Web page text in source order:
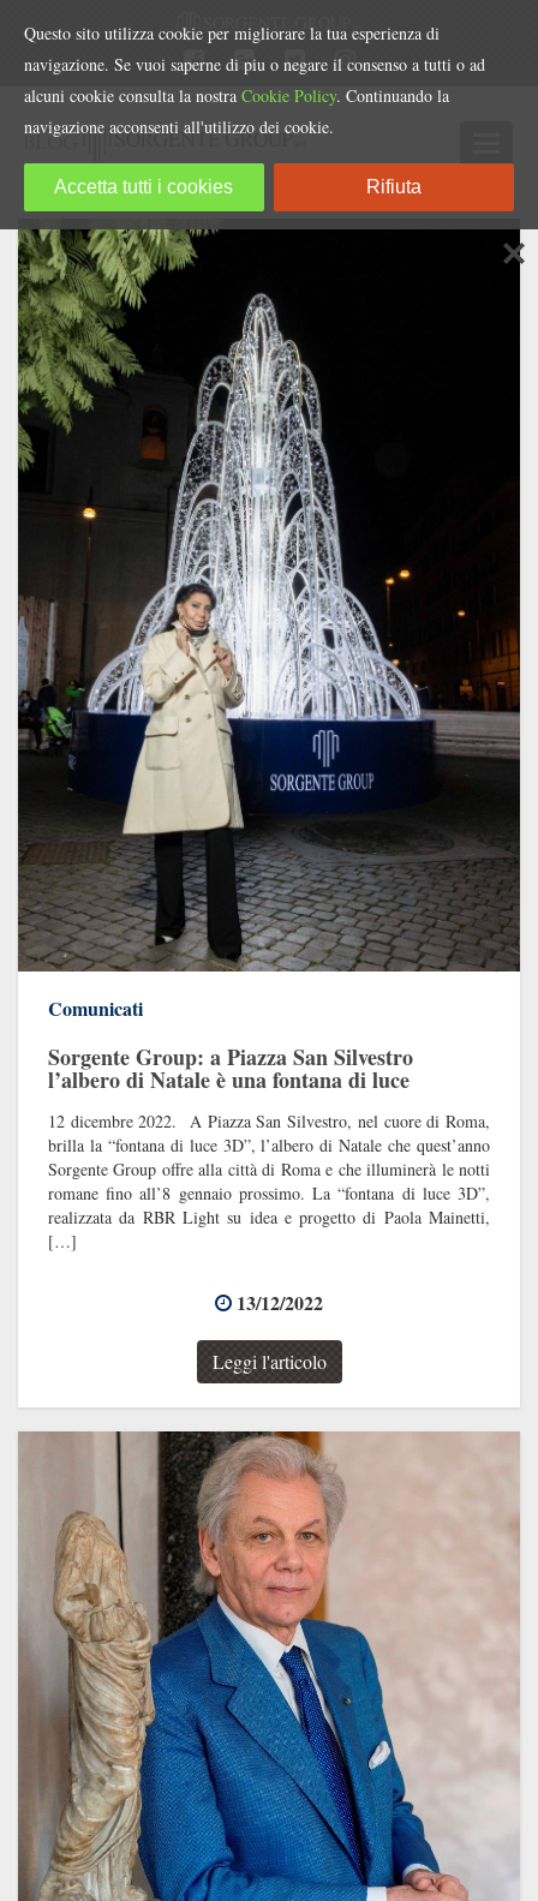
Comunicati
Sorgente Group: a Piazza San Silvestro
l’albero di Natale è una fontana di luce
12 dicembre 2022. A Piazza San Silvestro, nel cuore di Roma,
brilla la “fontana di luce 3D”, l’albero di Natale che quest’anno
Sorgente Group offre alla città di Roma e che illuminerà le notti
romane fino all’8 gennaio prossimo. La “fontana di luce 3D”,
realizzata da RBR Light su idea e progetto di Paola Mainetti,
[…]
13/12/2022
Leggi l'articolo
Questo sito utilizza cookie per migliorare la tua esperienza di
navigazione. Se vuoi saperne di piu o negare il consenso a tutti o ad
alcuni cookie consulta la nostra Cookie Policy. Continuando la
navigazione acconsenti all'utilizzo dei cookie.
Accetta tutti i cookies Rifiuta